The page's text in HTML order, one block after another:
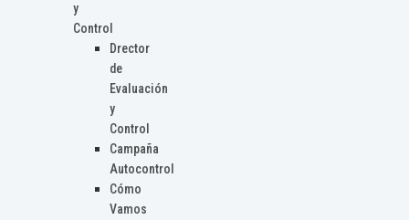
y
Control
Drector
de
Evaluación
y
Control
Campaña
Autocontrol
Cómo
Vamos